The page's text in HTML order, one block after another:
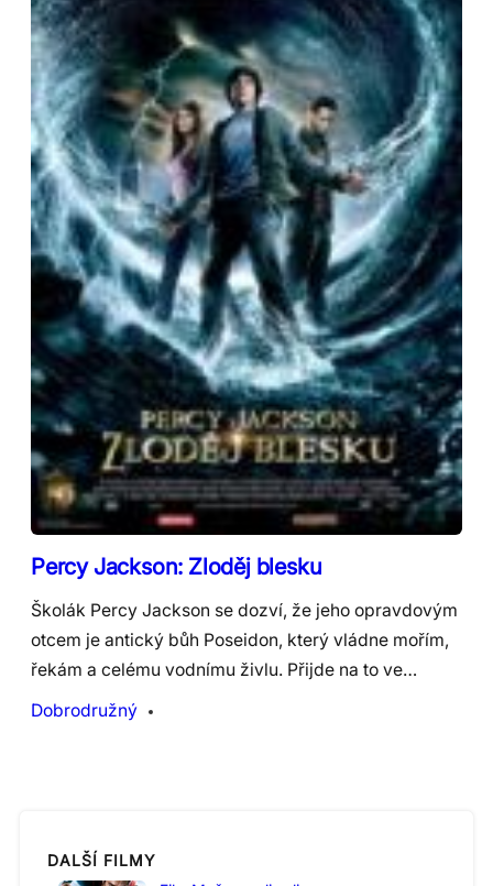
Percy Jackson: Zloděj blesku
Školák Percy Jackson se dozví, že jeho opravdovým
otcem je antický bůh Poseidon, který vládne mořím,
řekám a celému vodnímu živlu. Přijde na to ve…
Dobrodružný
DALŠÍ FILMY